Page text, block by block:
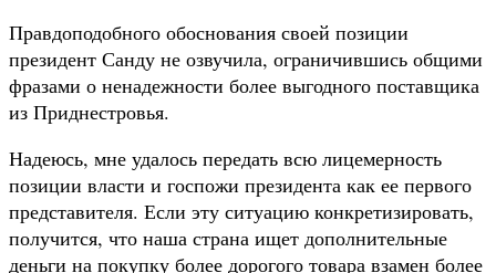
Правдоподобного обоснования своей позиции
президент Санду не озвучила, ограничившись общими
фразами о ненадежности более выгодного поставщика
из Приднестровья.
Надеюсь, мне удалось передать всю лицемерность
позиции власти и госпожи президента как ее первого
представителя. Если эту ситуацию конкретизировать,
получится, что наша страна ищет дополнительные
деньги на покупку более дорогого товара взамен более